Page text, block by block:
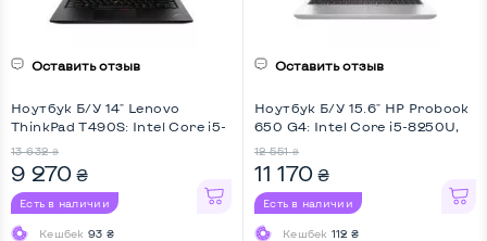
Оставить отзыв
Ноутбук Б/У 14" Lenovo
ThinkPad T490S: Intel Core i5-
13 632 ₴
9 270 ₴
Есть в наличии
Кешбек 93 ₴
Оставить отзыв
Ноутбук Б/У 15.6" HP Probook
650 G4: Intel Core i5-8250U,
12 551 ₴
11 170 ₴
Есть в наличии
Кешбек 112 ₴